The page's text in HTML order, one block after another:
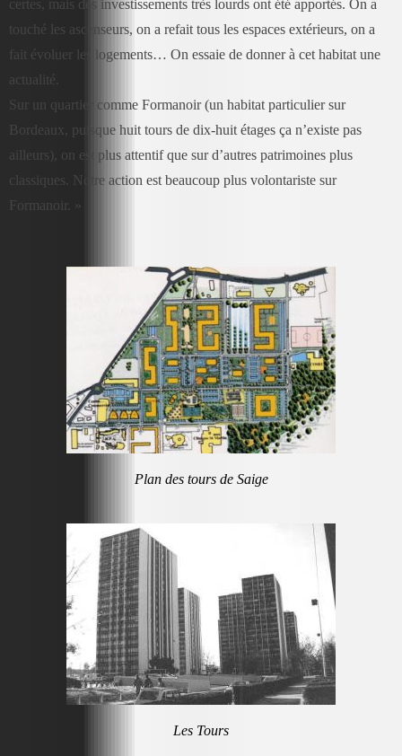
certes, mais des investissements très lourds ont été apportés. On a
touché les ascenseurs, on a refait tous les espaces extérieurs, on a
fait évoluer les logements… On essaie de donner à cet habitat une
actualité.
Sur un quartier comme Formanoir (un habitat particulier sur
Bordeaux, puisque huit tours de dix-huit étages ça n’existe pas
ailleurs), on est plus attentif que sur d’autres patrimoines plus
classiques. Notre action est beaucoup plus volontariste sur
Formanoir. »
Plan des tours de Saige
Les Tours